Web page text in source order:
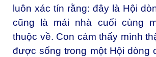
luôn xác tín rằng: đây là Hội
cũng là mái nhà cuối cùng
thuộc về. Con cảm thấy mình
được sống trong một Hội dòng